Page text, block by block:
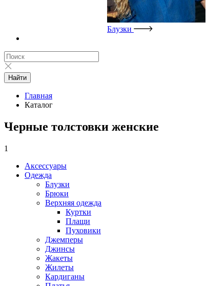
Блузки
Найти
Главная
Каталог
Черные толстовки женские
1
Аксессуары
Одежда
Блузки
Брюки
Верхняя одежда
Куртки
Плащи
Пуховики
Джемперы
Джинсы
Жакеты
Жилеты
Кардиганы